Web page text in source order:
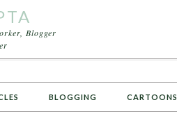
Blogger
BLOGGING CARTOONS